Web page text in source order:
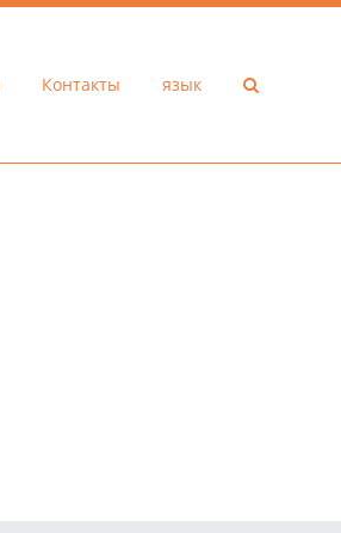
Контакты язык